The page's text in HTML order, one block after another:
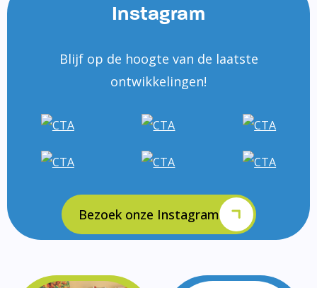
Instagram
Blijf op de hoogte van de laatste
ontwikkelingen!
Bezoek onze Instagram